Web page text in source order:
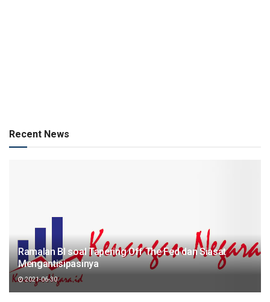
Recent News
Ramalan BI soal Tapering Off The Fed dan Siasat
Mengantisipasinya
2021-06-30